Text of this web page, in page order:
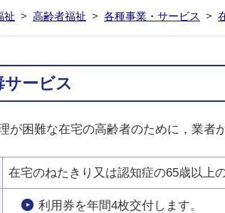
祉 > 高齢者福祉 > 各種事業・サービス >
サービス
が困難な在宅の高齢者のために，業者
在宅のねたきり又は認知症の65歳以上
利用券を年間4枚交付します。